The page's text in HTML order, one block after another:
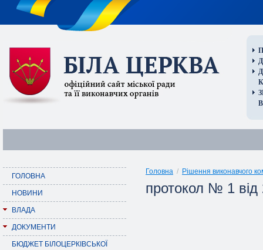
ГОЛОВНА
НОВИНИ
ВЛАДА
ДОКУМЕНТИ
БЮДЖЕТ БІЛОЦЕРКІВСЬКОЇ
Головна / Рішення виконавчого
протокол № 1 від